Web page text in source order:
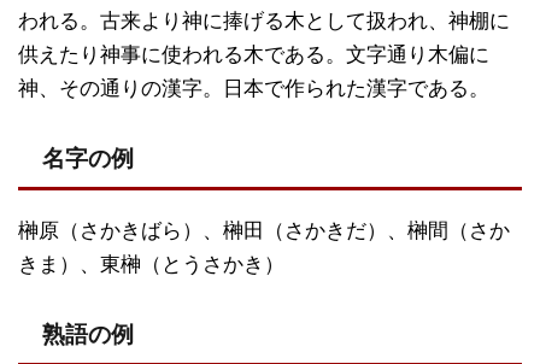
われる。古来より神に捧げる木として扱われ、神棚に
供えたり神事に使われる木である。文字通り木偏に
神、その通りの漢字。日本で作られた漢字である。
名字の例
榊原（さかきばら）、榊田（さかきだ）、榊間（さか
きま）、東榊（とうさかき）
熟語の例